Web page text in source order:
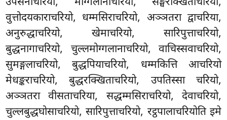
वुत्तोदयकाराचरियो, धम्मसिराचरियो, अञ्ञतरा द्वाचरिया,
अनुरुद्धाचरियो, खेमाचरियो, सारिपुत्ताचरियो,
बुद्धनागाचरियो, चुल्लमोग्गलानाचरियो, वाचिस्सवाचरियो,
सुमङ्गलाचरियो, बुद्धपियाचरियो, धम्मकित्ति आचरियो
मेधङ्कराचरियो, बुद्धरक्खिताचरियो, उपतिस्सा चरियो,
अञ्ञतरा वीसताचरिया, सद्धम्मसिराचरियो, देवाचरियो,
चुल्लबुद्धघोसाचरियो, सारिपुत्ताचरियो, रट्ठपालाचरियोति इमे